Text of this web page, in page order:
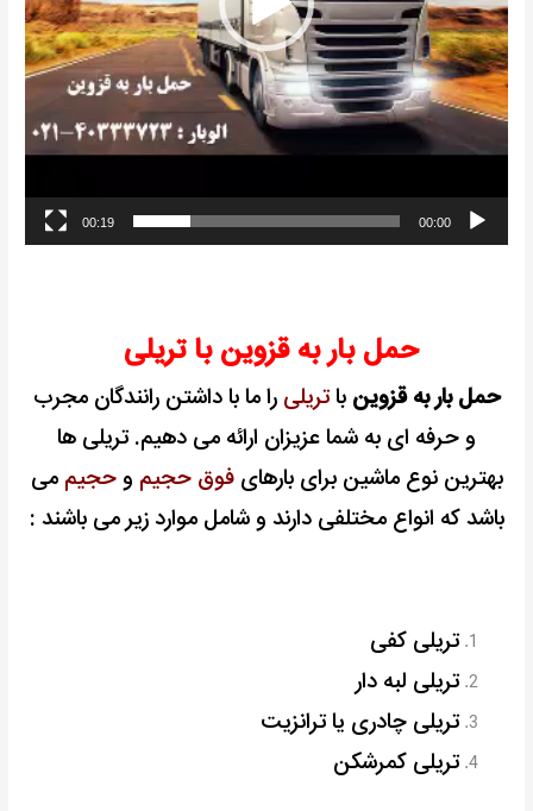
00:00
00:19
حمل بار به قزوین با تریلی
حمل بار به قزوین باتریلی را ما با داشتن رانندگان مجرب
و حرفه ای به شما عزیزان ارائه می دهیم.تریلی ها
بهترین نوع ماشین برای بارهای فوق حجیم وحجیم می
باشد که انواع مختلفی دارند و شامل موارد زیر می باشند :
تریلی کفی
تریلی لبه دار
تریلی چادری یا ترانزیت
تریلی کمرشکن